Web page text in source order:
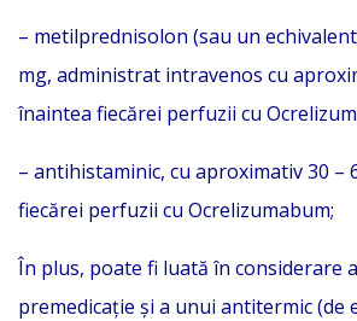
– metilprednisolon (sau un
mg, administrat intravenos cu
înaintea fiecărei perfuzii cu
– antihistaminic, cu aproximativ 30 –
fiecărei perfuzii cu Ocrelizumabum;
În plus, poate fi luată în considerare
premedicaţie şi a unui antitermic (de